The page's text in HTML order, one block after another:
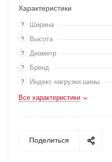
Характеристики
? Ширина
? Высота
? Диаметр
? Бренд
? Индекс нагрузки шины
Все характеристики
Поделиться